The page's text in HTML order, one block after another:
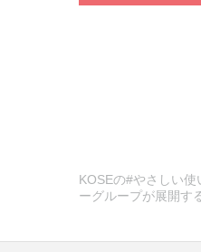
KOSEの#やさしい
ーグループが展開す